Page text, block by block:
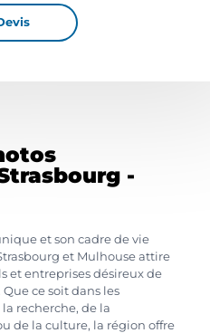
-
et son cadre de vie
et Mulhouse attire
et entreprises désireux de
Que ce soit dans les
recherche, de la
de la culture, la région offre